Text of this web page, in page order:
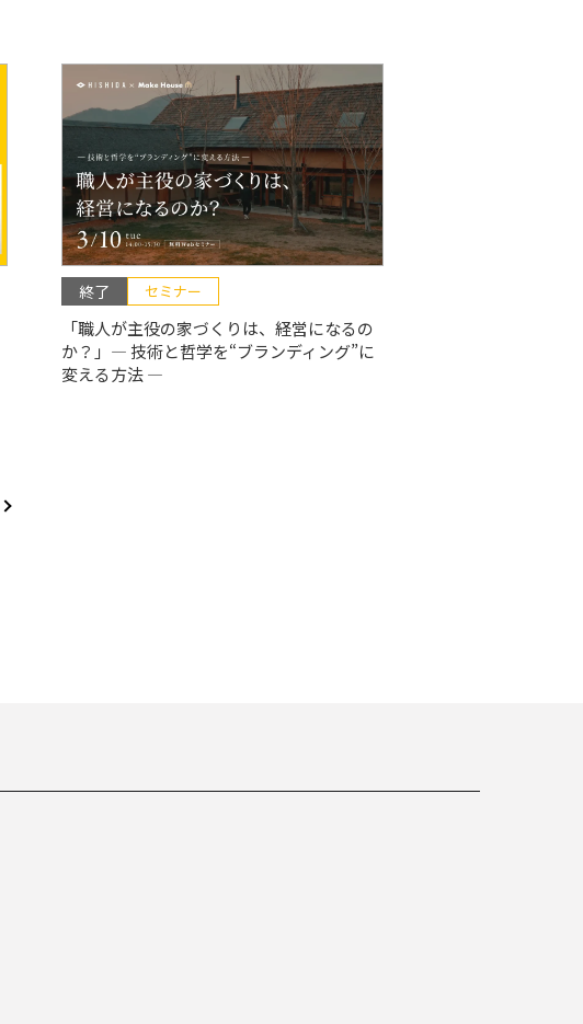
終了 セミナー
「職人が主役の家づくりは、経営になるの
か？」― 技術と哲学を“ブランディング”に
変える方法 ―